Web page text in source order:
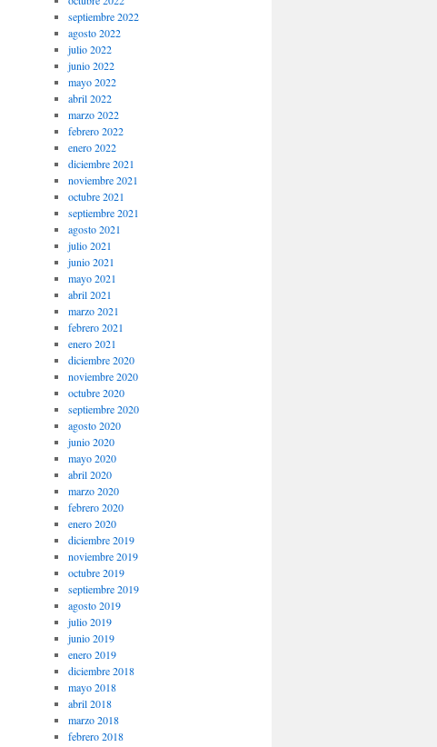
septiembre 2022
agosto 2022
julio 2022
junio 2022
mayo 2022
abril 2022
marzo 2022
febrero 2022
enero 2022
diciembre 2021
noviembre 2021
octubre 2021
septiembre 2021
agosto 2021
julio 2021
junio 2021
mayo 2021
abril 2021
marzo 2021
febrero 2021
enero 2021
diciembre 2020
noviembre 2020
octubre 2020
septiembre 2020
agosto 2020
junio 2020
mayo 2020
abril 2020
marzo 2020
febrero 2020
enero 2020
diciembre 2019
noviembre 2019
octubre 2019
septiembre 2019
agosto 2019
julio 2019
junio 2019
enero 2019
diciembre 2018
mayo 2018
abril 2018
marzo 2018
febrero 2018